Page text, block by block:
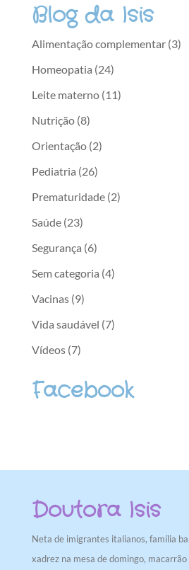
Blog da Isis
Alimentação complementar(3)
Homeopatia (24)
Leite materno(11)
Nutrição(8)
Orientação(2)
Pediatria (26)
Prematuridade(2)
Saúde(23)
Segurança (6)
Sem categoria (4)
Vacinas(9)
Vida saudável (7)
Vídeos(7)
Facebook
Doutora Isis
Neta de imigrantes italianos, família
xadrez na mesa de domingo, macarrão